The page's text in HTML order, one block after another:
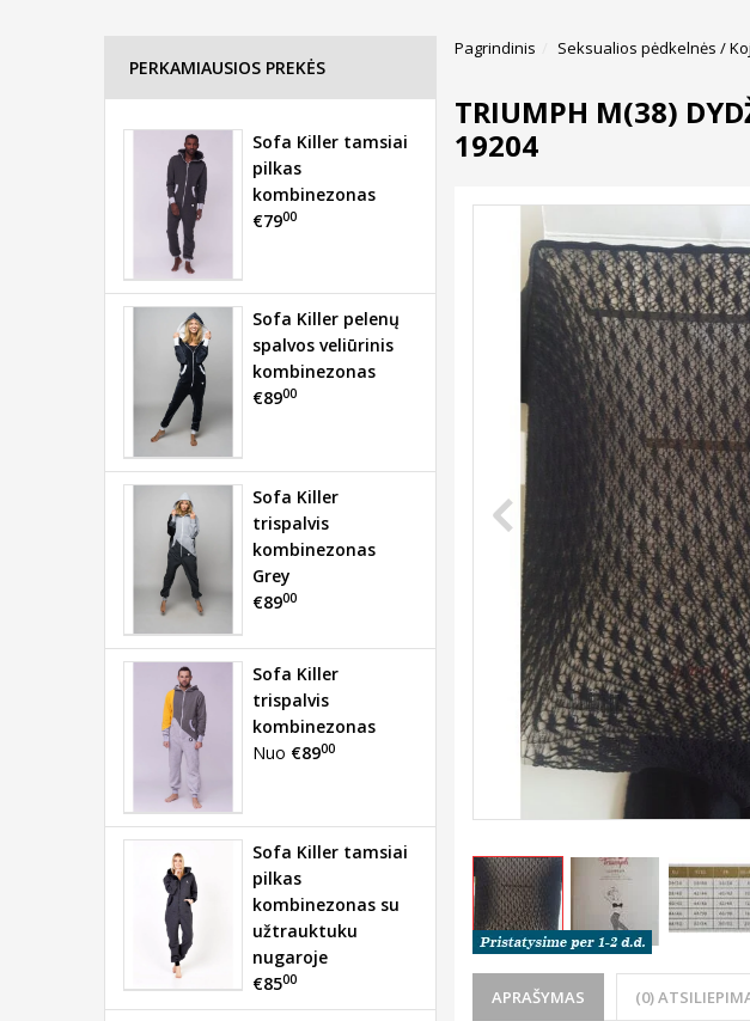
Pagrindinis Seksualios pėdkelnės /
TRIUMPH M(38)
19204
APRAŠYMAS (0)
PERKAMIAUSIOS PREKĖS
Sofa Killer tamsiai
pilkas
kombinezonas
€7900
Sofa Killer pelenų
spalvos veliūrinis
kombinezonas
€8900
Sofa Killer
trispalvis
kombinezonas
Grey
€8900
Sofa Killer
trispalvis
kombinezonas
Nuo €8900
Sofa Killer tamsiai
pilkas
kombinezonas su
užtrauktuku
nugaroje
€8500